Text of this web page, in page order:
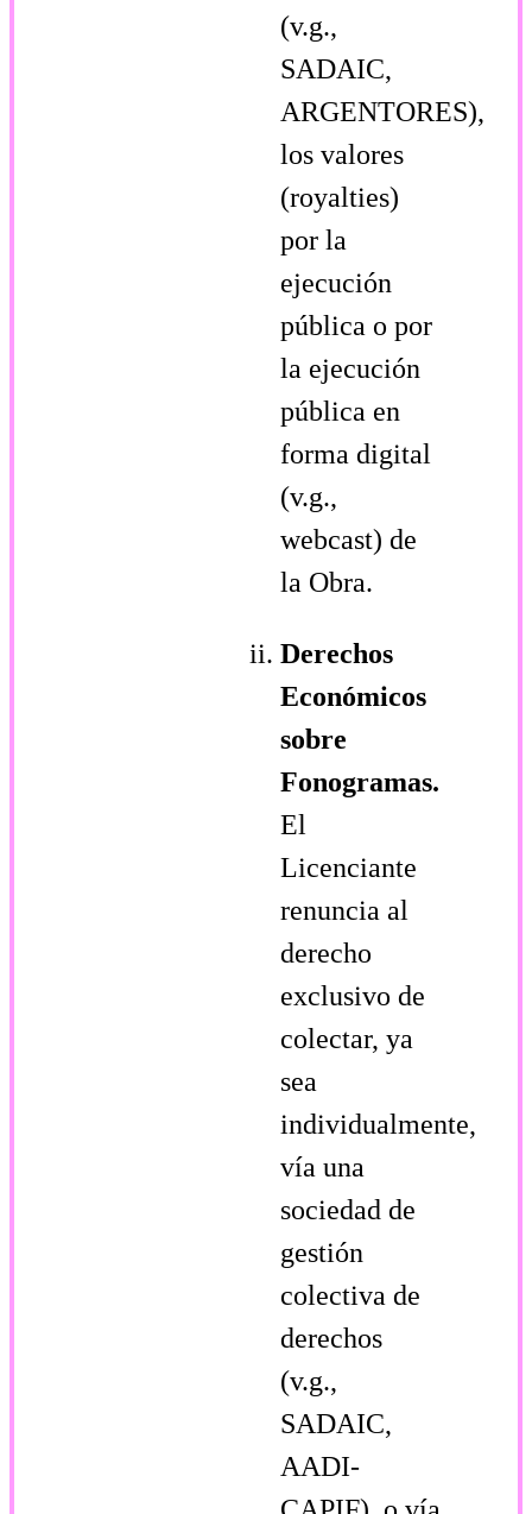
(v.g.,
SADAIC,
ARGENTORES),
los valores
(royalties)
por la
ejecución
pública o por
la ejecución
pública en
forma digital
(v.g.,
webcast) de
la Obra.
Derechos
Económicos
sobre
Fonogramas.
El
Licenciante
renuncia al
derecho
exclusivo de
colectar, ya
sea
individualmente,
vía una
sociedad de
gestión
colectiva de
derechos
(v.g.,
SADAIC,
AADI-